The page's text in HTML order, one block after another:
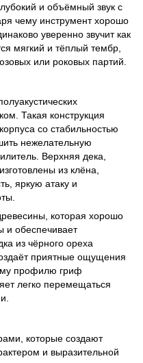
и объёмный звук с
чему инструмент хорошо
уверенно звучит как
мягкий и тёплый тембр,
или роковых партий.
Такая конструкция
со стабильностью
нежелательную
Верхняя дека,
из клёна,
яркую атаку и
которая хорошо
и обеспечивает
из чёрного ореха
приятные ощущения
профилю гриф
легко перемещаться
которые создают
и выразительной